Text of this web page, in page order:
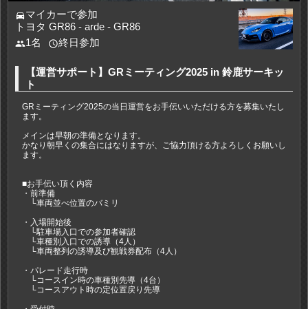
directions_carマイカーで参加
トヨタ GR86 - arde - GR86
people1名 access_time終日参加
【運営サポート】GRミーティング2025 in 鈴鹿サーキッ
ト
GRミーティング2025の当日運営をお手伝いいただける方を募集いたし
ます。
メインは早朝の準備となります。
かなり朝早くの集合にはなりますが、ご協力頂ける方よろしくお願いし
ます。
■お手伝い頂く内容
・前準備
└車両並べ位置のバミリ
・入場開始後
└駐車場入口での参加者確認
└車種別入口での誘導（4人）
└車両整列の誘導及び観戦券配布（4人）
・パレード走行時
└コースイン時の車種別先導（4台）
└コースアウト時の定位置戻り先導